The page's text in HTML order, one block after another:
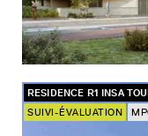
RESIDENCE R1 INSA
SUIVI-ÉVALUATION